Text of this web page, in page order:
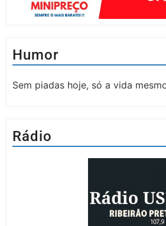
Humor
Sem piadas hoje, só a vida
Rádio